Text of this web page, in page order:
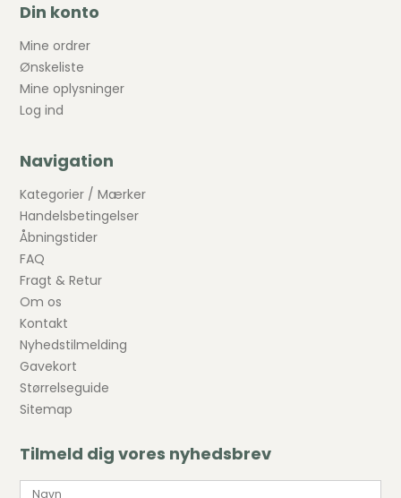
Din konto
Mine ordrer
Ønskeliste
Mine oplysninger
Log ind
Navigation
Kategorier / Mærker
Handelsbetingelser
Åbningstider
FAQ
Fragt & Retur
Om os
Kontakt
Nyhedstilmelding
Gavekort
Størrelseguide
Sitemap
Tilmeld dig vores nyhedsbrev